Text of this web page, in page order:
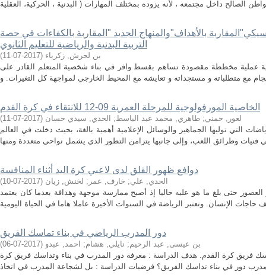
بالأهداف"والمنهاج الجديد "المقاربة بالكفاءات في حصة
التربية البدنية والرياضية للتعليم الثانوي
بن لحرش, زكرياء (
2017-07-11
)
عملية مخططة مقصودة تساهم بقسط وافر في بناء شخصية المتعلم القادر على
الخاصية المورفولوجية للمرحلة العمرية 09-12 للانتقاء في كرة القدم
لعور, حمني; طاهري, محمد عبد الباسط; الحدي, سيدي حسان (
2017-07-11
)
التي توليها الجماهير والوسائل الإعلامية أهمية بالغة، بحيث دخلت في العالم
دوافع ظهور القلق لدى لاعبي كرة اليد أثناء المنافسة
الحدي, علي; خارف, عمر ; لخنش, زيان (
2017-07-10
)
حتى بلغ ما هو عليه حاليا إذ أصبح ممارسة موجهة وهدافة بعدما كان يعتمد
دور المدرب الرياضي في بناء تماسك الفريق
بن عيسى, عبد الرحيم; نايلي, هشام; احمد, عبدو (
2017-07-06
)
فريق كرة القدم. هدف الدراسة : معرفة دور المدرب في بناء وتداسك فريق كرة